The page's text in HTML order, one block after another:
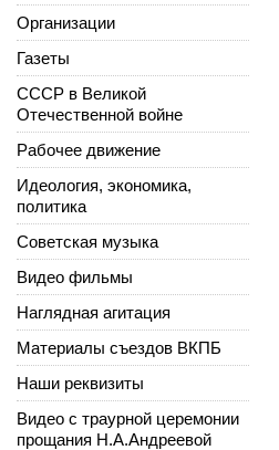
Организации
Газеты
СССР в Великой
Отечественной войне
Рабочее движение
Идеология, экономика,
политика
Советская музыка
Видео фильмы
Наглядная агитация
Материалы съездов ВКПБ
Наши реквизиты
Видео с траурной церемонии
прощания Н.А.Андреевой